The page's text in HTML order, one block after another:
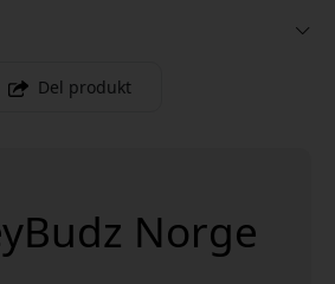
Del produkt
Norge